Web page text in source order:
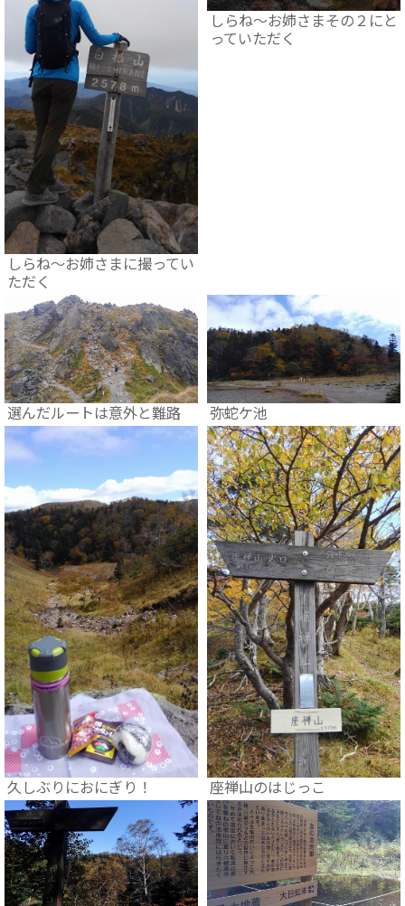
しらね～お姉さまに撮ってい
ただく
しらね～お姉さまその２にと
っていただく
選んだルートは意外と難路 弥蛇ケ池
久しぶりにおにぎり！ 座禅山のはじっこ